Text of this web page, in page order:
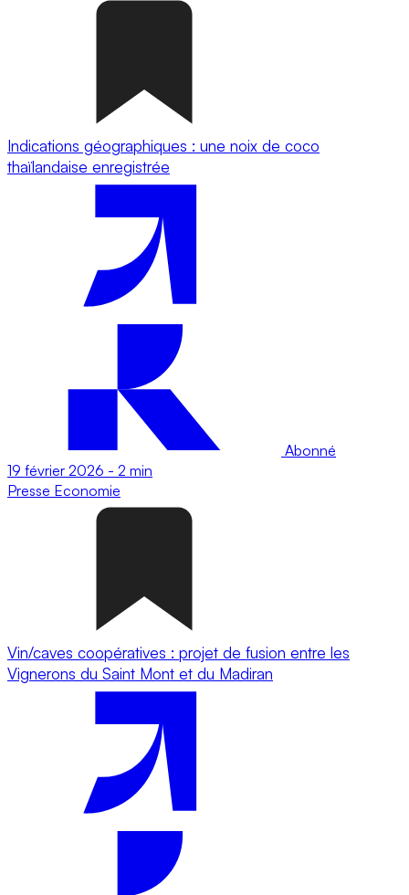
Indications géographiques : une noix de coco
thaïlandaise enregistrée
Abonné
19 février 2026 - 2 min
Presse Economie
Vin/caves coopératives : projet de fusion entre les
Vignerons du Saint Mont et du Madiran